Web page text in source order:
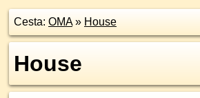
Cesta: OMA» House
House